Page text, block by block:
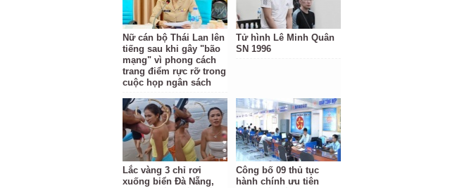
Nữ cán bộ Thái Lan lên
tiếng sau khi gây "bão
mạng" vì phong cách
trang điểm rực rỡ trong
cuộc họp ngân sách
Tử hình Lê Minh Quân
SN 1996
Lắc vàng 3 chỉ rơi
xuống biển Đà Nẵng,
Công bố 09 thủ tục
hành chính ưu tiên